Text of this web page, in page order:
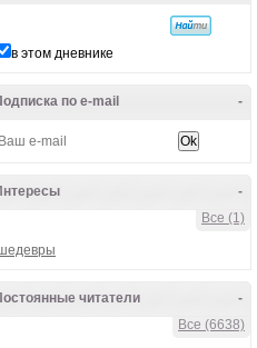
в этом дневнике
-
по e-mail
-
Все (1)
-
читатели
Все (6638)